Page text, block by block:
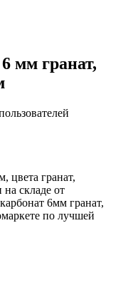
мм гранат,
цвета гранат,
складе от
6мм гранат,
по лучшей